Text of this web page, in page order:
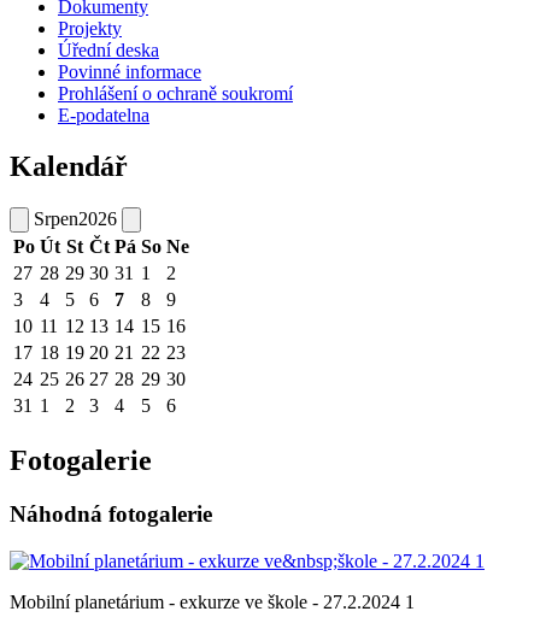
Dokumenty
Projekty
Úřední deska
Povinné informace
Prohlášení o ochraně soukromí
E-podatelna
Kalendář
Srpen2026
Po Út St Čt Pá So Ne
27 28 29 30 31 1
2
3
4 5 6 7 8
9
10 11 12 13 14 15 16
17 18 19 20 21 22 23
24 25 26 27 28 29 30
31 1 2 3 4 5 6
Fotogalerie
Náhodná fotogalerie
Mobilní planetárium - exkurze ve škole - 27.2.2024 1